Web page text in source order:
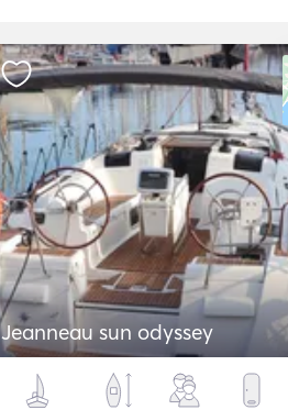
Jeanneau sun odyssey